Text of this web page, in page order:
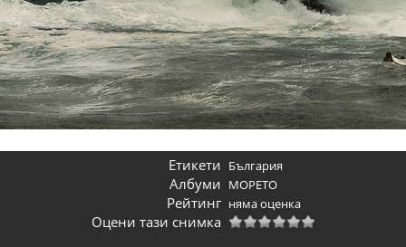
Етикети България
Албуми МОРЕТО
Рейтинг няма оценка
Оцени тази снимка